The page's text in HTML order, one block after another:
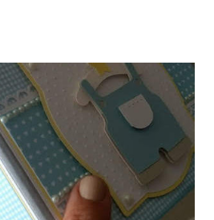
das compradoras.
ler depoimentos das nossas
lançando novos modelos,
on line, Para ver novos
🔽🔽 Quero ver todos os
envie um email para
Caso prefira,